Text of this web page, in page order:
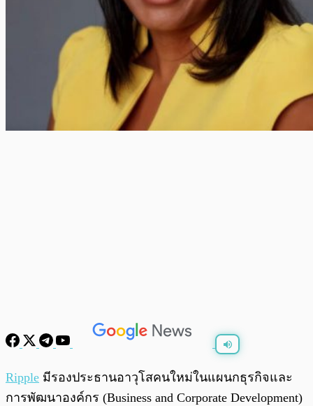
พร้อมเล่น /
Ripple มีรองประธานอาวุโสคนใหม่ในแผนกธุรกิจและ
การพัฒนาองค์กร (Business and Corporate Development)